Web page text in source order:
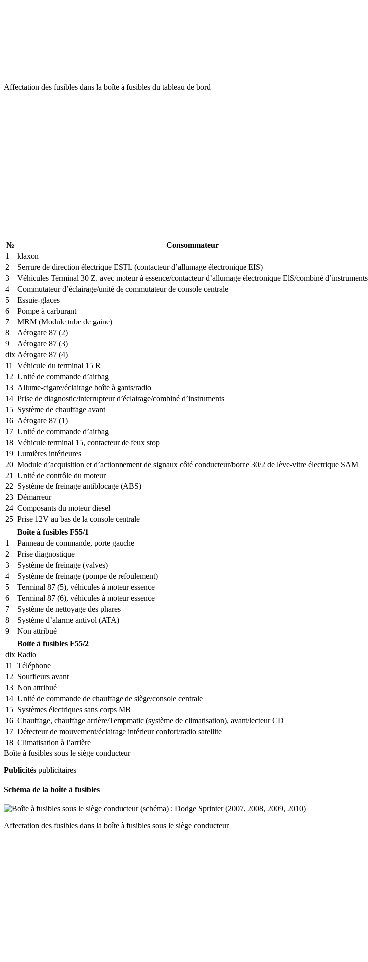
Affectation des fusibles dans la boîte à fusibles du tableau de bord
№ Consommateur
1
klaxon
2
Serrure de direction électrique ESTL (contacteur d’allumage électronique EIS)
3
Véhicules Terminal 30 Z. avec moteur à essence/contacteur d’allumage électronique ElS/combiné d’instruments
4
Commutateur d’éclairage/unité de commutateur de console centrale
5
Essuie-glaces
6
Pompe à carburant
7
MRM (Module tube de gaine)
8
Aérogare 87 (2)
9
Aérogare 87 (3)
dix Aérogare 87 (4)
11
Véhicule du terminal 15 R
12 Unité de commande d’airbag
13 Allume-cigare/éclairage boîte à gants/radio
14 Prise de diagnostic/interrupteur d’éclairage/combiné d’instruments
15 Système de chauffage avant
16 Aérogare 87 (1)
17 Unité de commande d’airbag
18 Véhicule terminal 15, contacteur de feux stop
19 Lumières intérieures
20 Module d’acquisition et d’actionnement de signaux côté conducteur/borne 30/2 de lève-vitre électrique SAM
21
Unité de contrôle du moteur
22 Système de freinage antiblocage (ABS)
23 Démarreur
24 Composants du moteur diesel
25 Prise 12V au bas de la console centrale
Boîte à fusibles F55/1
1
Panneau de commande, porte gauche
2
Prise diagnostique
3
Système de freinage (valves)
4
Système de freinage (pompe de refoulement)
5
Terminal 87 (5), véhicules à moteur essence
6
Terminal 87 (6), véhicules à moteur essence
7
Système de nettoyage des phares
8
Système d’alarme antivol (ATA)
9
Non attribué
Boîte à fusibles F55/2
dix Radio
11
Téléphone
12 Souffleurs avant
13 Non attribué
14 Unité de commande de chauffage de siège/console centrale
15 Systèmes électriques sans corps MB
16 Chauffage, chauffage arrière/Tempmatic (système de climatisation), avant/lecteur CD
17 Détecteur de mouvement/éclairage intérieur confort/radio satellite
18 Climatisation à l’arrière
Boîte à fusibles sous le siège conducteur
Publicités publicitaires
Schéma de la boîte à fusibles
Affectation des fusibles dans la boîte à fusibles sous le siège conducteur